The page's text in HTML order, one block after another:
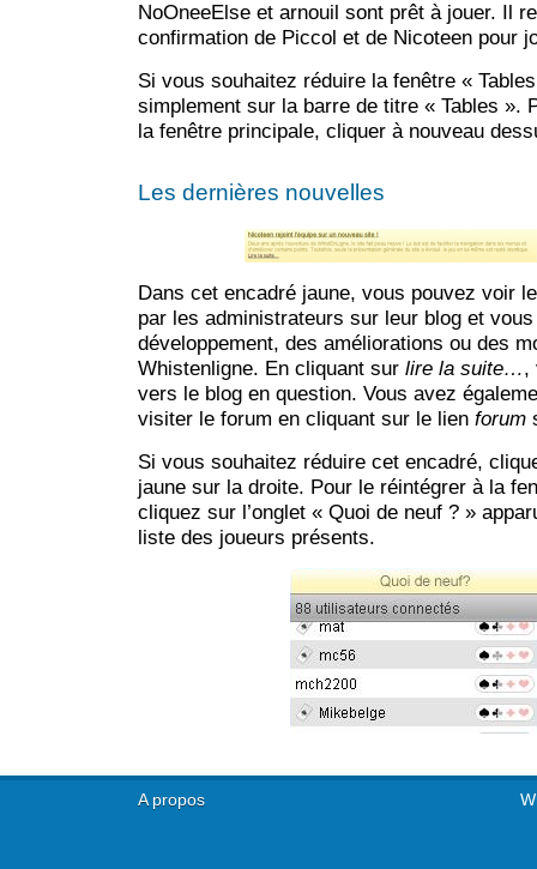
NoOneeElse et arnouil sont prêt à jouer. Il
confirmation de Piccol et de Nicoteen pour
Si vous souhaitez réduire la fenêtre «
simplement sur la barre de titre « Tables ».
la fenêtre principale, cliquer à nouveau
Les dernières nouvelles
Dans cet encadré jaune, vous pouvez voir
par les administrateurs sur leur blog et
développement, des améliorations ou des
Whistenligne. En cliquant sur lire la suite…,
vers le blog en question. Vous avez
visiter le forum en cliquant sur le lien forum
Si vous souhaitez réduire cet encadré,
jaune sur la droite. Pour le réintégrer à la
cliquez sur l’onglet « Quoi de neuf ? »
liste des joueurs présents.
A propos